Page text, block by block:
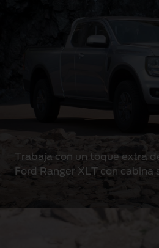
Trabaja con un toque extra
Ford Ranger XLT con cabina